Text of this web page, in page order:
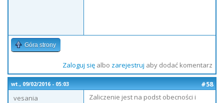
Góra strony
Zaloguj sięalbo zarejestruj aby dodać komentarz
wt., 09/02/2016 - 05:03
#58
vesania
Zaliczenie jest na podst obecności i